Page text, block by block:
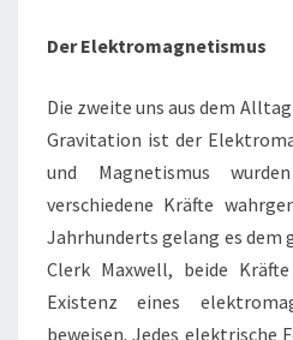
Der Elektromagnetismus
Die zweite uns aus dem
Gravitation ist der
und Magnetismus
verschiedene Kräfte
Jahrhunderts gelang es dem
Clerk Maxwell, beide
Existenz eines
beweisen. Jedes elektrische